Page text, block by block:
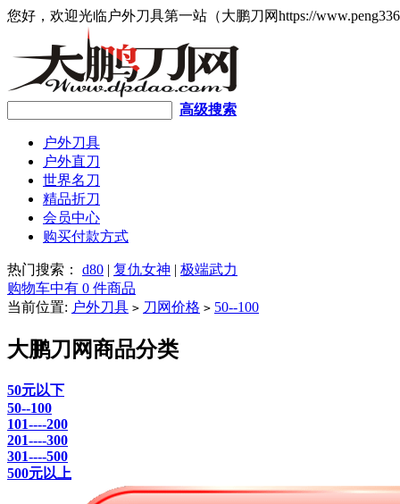
您好，欢迎光临户外刀具第一站（大鹏刀网https://
高级搜索
户外刀具
户外直刀
世界名刀
精品折刀
会员中心
购买付款方式
热门搜索： d80 | 复仇女神 | 极端武力
购物车中有 0 件商品
当前位置: 户外刀具 > 刀网价格 > 50--100
大鹏刀网商品分类
50元以下
50--100
101----200
201----300
301----500
500元以上